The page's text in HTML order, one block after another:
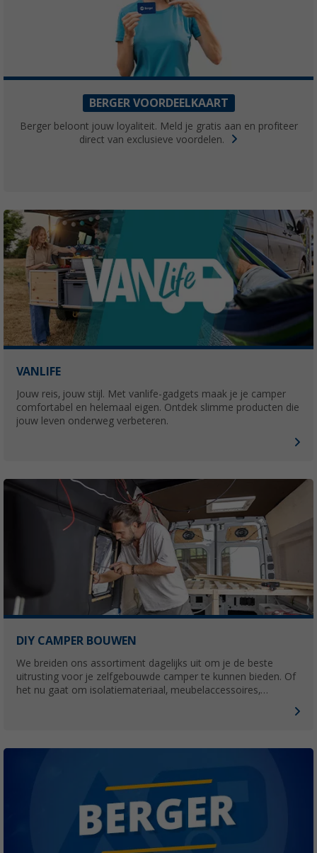
BERGER VOORDEELKAART
Berger beloont jouw loyaliteit. Meld je gratis aan en profiteer
direct van exclusieve voordelen.
VANLIFE
Jouw reis, jouw stijl. Met vanlife-gadgets maak je je camper
comfortabel en helemaal eigen. Ontdek slimme producten die
jouw leven onderweg verbeteren.
DIY CAMPER BOUWEN
We breiden ons assortiment dagelijks uit om je de beste
uitrusting voor je zelfgebouwde camper te kunnen bieden. Of
het nu gaat om isolatiemateriaal, meubelaccessoires,